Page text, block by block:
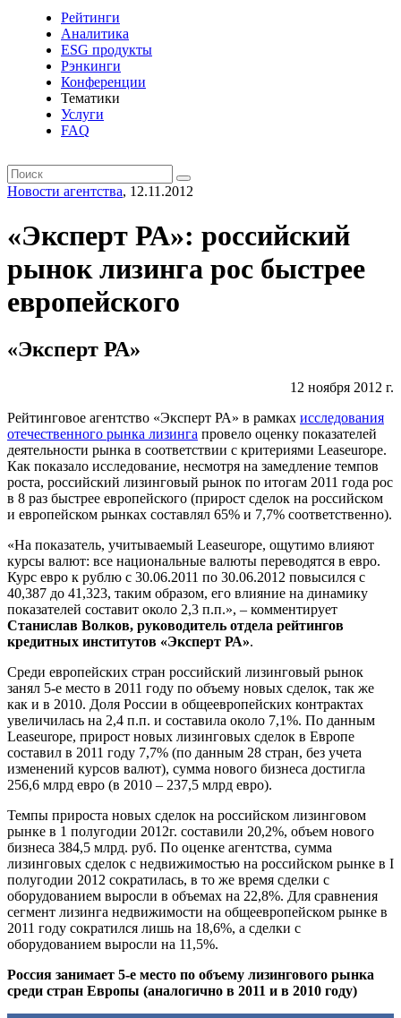
Рейтинги
Аналитика
ESG продукты
Рэнкинги
Конференции
Тематики
Услуги
FAQ
Новости агентства, 12.11.2012
«Эксперт РА»: российский
рынок лизинга рос быстрее
европейского
«Эксперт РА»
12 ноября 2012 г.
Рейтинговое агентство «Эксперт РА» в рамках исследования
отечественного рынка лизинга провело оценку показателей
деятельности рынка в соответствии с критериями Leaseurope.
Как показало исследование, несмотря на замедление темпов
роста, российский лизинговый рынок по итогам 2011 года рос
в 8 раз быстрее европейского (прирост сделок на российском
и европейском рынках составлял 65% и 7,7% соответственно).
«На показатель, учитываемый Leaseurope, ощутимо влияют
курсы валют: все наци­ональные валюты переводятся в евро.
Курс евро к рублю с 30.06.2011 по 30.06.2012 повысился с
40,387 до 41,323, таким образом, его влияние на динамику
показателей составит около 2,3 п.п.», – комментирует
Станислав Волков, руководитель отдела рейтингов
кредитных институтов «Эксперт РА».
Среди европейских стран российский лизинговый рынок
занял 5-е место в 2011 году по объему новых сделок, так же
как и в 2010. Доля России в общеевропейских контрактах
увеличилась на 2,4 п.п. и составила около 7,1%. По данным
Leaseurope, прирост новых лизинговых сделок в Европе
составил в 2011 году 7,7% (по данным 28 стран, без учета
изменений курсов валют), сумма нового бизнеса достигла
256,6 млрд евро (в 2010 – 237,5 млрд евро).
Темпы прироста новых сделок на российском лизинговом
рынке в 1 полугодии 2012г. составили 20,2%, объем нового
бизнеса 384,5 млрд. руб. По оценке агентства, сумма
лизинговых сделок с недвижимостью на российском рынке в I
полугодии 2012 сократилась, в то же время сделки с
оборудованием выросли в объемах на 22,8%. Для сравнения
сегмент лизинга недвижимости на общеевропейском рынке в
2011 году сократился лишь на 18,6%, а сделки с
оборудованием выросли на 11,5%.
Россия занимает 5-е место по объему лизингового рынка
среди стран Европы (аналогично в 2011 и в 2010 году)